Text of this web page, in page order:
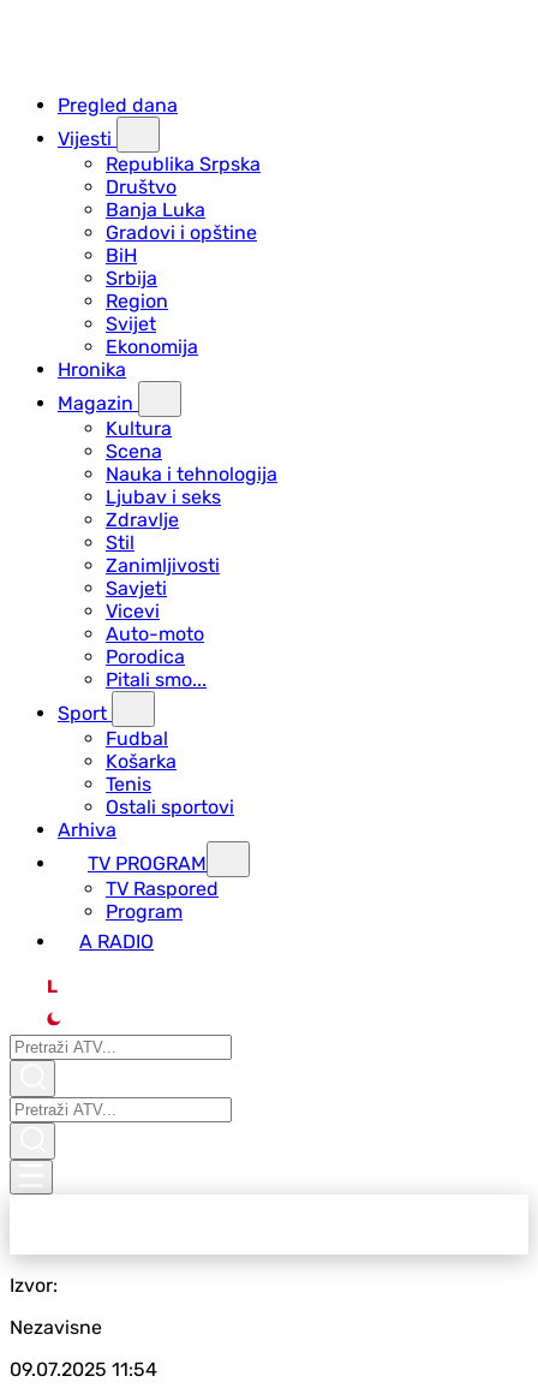
Pregled dana
Vijesti
Republika Srpska
Društvo
Banja Luka
Gradovi i opštine
BiH
Srbija
Region
Svijet
Ekonomija
Hronika
Magazin
Kultura
Scena
Nauka i tehnologija
Ljubav i seks
Zdravlje
Stil
Zanimljivosti
Savjeti
Vicevi
Auto-moto
Porodica
Pitali smo...
Sport
Fudbal
Košarka
Tenis
Ostali sportovi
Arhiva
TV PROGRAM
ТV Raspored
Program
A RADIO
L
Izvor:
Nezavisne
09.07.2025 11:54